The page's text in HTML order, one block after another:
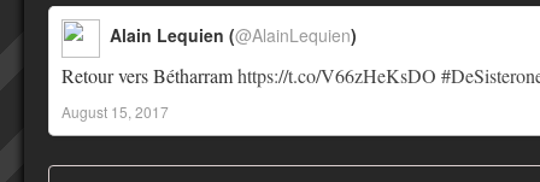
Retour vers Bétharramhttps://t.co/V66zHeKsDO
Alain Lequien (@AlainLequien)
August 15, 2017